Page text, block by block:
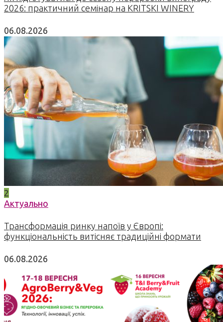
2026: практичний семінар на KRITSKI WINERY
06.08.2026
2
Актуально
Трансформація ринку напоїв у Європі:
функціональність витісняє традиційні формати
06.08.2026